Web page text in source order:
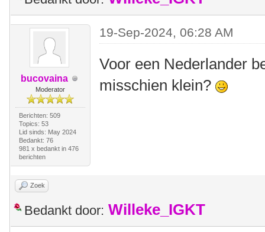
bucovaina
Moderator
Berichten: 509
Topics: 53
Lid sinds: May 2024
Bedankt: 76
981 x bedankt in 476
berichten
19-Sep-2024, 06:28 AM
Voor een Nederlander
misschien klein?
Zoek
Bedankt door: Willeke_IGKT